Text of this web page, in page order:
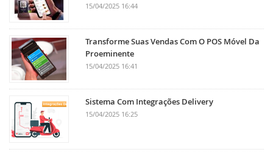
15/04/2025 16:44
Transforme Suas Vendas Com O POS Móvel Da
Proeminente
15/04/2025 16:41
Sistema Com Integrações Delivery
15/04/2025 16:25